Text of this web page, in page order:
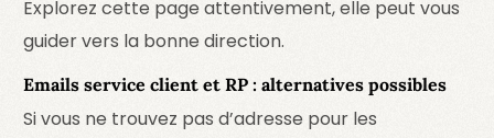
Explorez cette page attentivement, elle peut vous
guider vers la bonne direction.
Emails service client et RP : alternatives possibles
Si vous ne trouvez pas d’adresse pour les